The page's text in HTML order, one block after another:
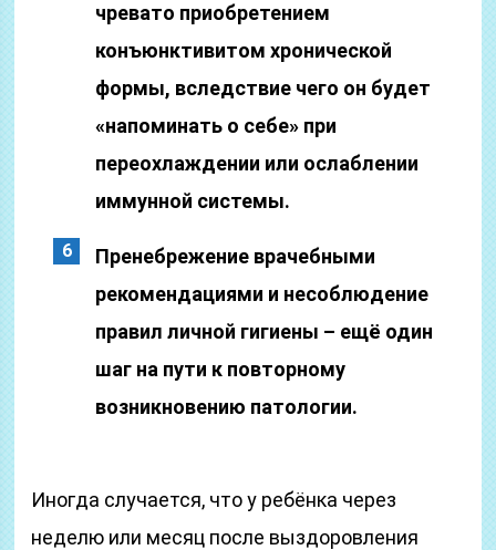
чревато приобретением
конъюнктивитом хронической
формы, вследствие чего он будет
«напоминать о себе» при
переохлаждении или ослаблении
иммунной системы.
Пренебрежение врачебными
рекомендациями и несоблюдение
правил личной гигиены – ещё один
шаг на пути к повторному
возникновению патологии.
Иногда случается, что у ребёнка через
неделю или месяц после выздоровления